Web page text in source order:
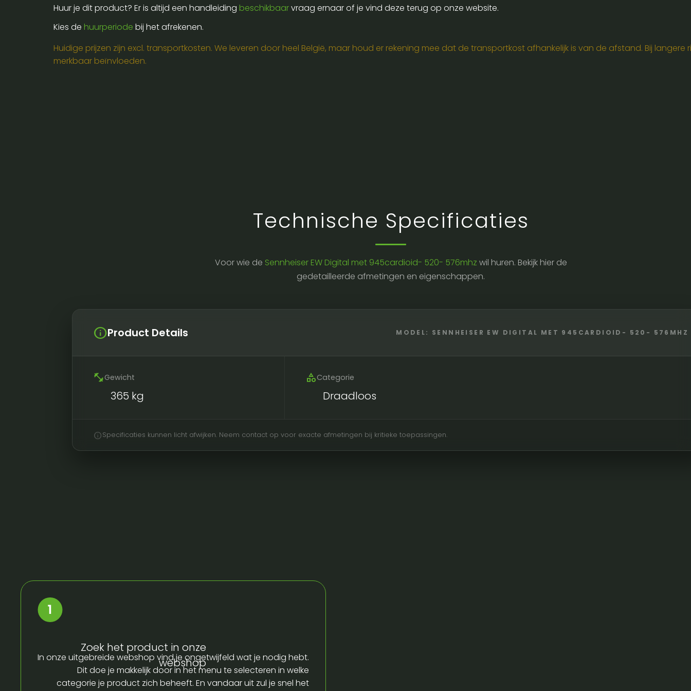
520-
576mhz
aantal
Huur je dit product? Er is altijd een handleiding beschikbaarvraag ernaar of je vind deze terug op onze website.
Kies de huurperiode bij het afrekenen.
Huidige prijzen zijn excl. transportkosten. We leveren door heel België, maar houd er rekening mee dat de transportkost afhankelijk is van de afstand. Bij
merkbaar beïnvloeden.
Technische Specificaties
Voor wie de Sennheiser EW Digital met 945cardioid- 520- 576mhz wil huren. Bekijk hier de
gedetailleerde afmetingen en eigenschappen.
infoProduct Details MODEL: SENNHEISER EW DIGITAL MET 945CARDIOID- 520- 576MHZ
fitness_centerGewicht
365 kg
categoryCategorie
Draadloos
infoSpecificaties kunnen licht afwijken. Neem contact op voor exacte afmetingen bij kritieke toepassingen.
Zoek het product in onze
webshop
In onze uitgebreide webshop vind je ongetwijfeld wat je nodig hebt.
Dit doe je makkelijk door in het menu te selecteren in welke
categorie je product zich beheeft. En vandaar uit zul je snel het